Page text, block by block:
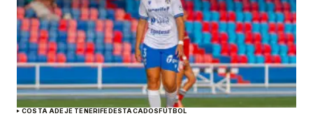
COSTA ADEJE TENERIFEDESTACADOSFÚTBOL